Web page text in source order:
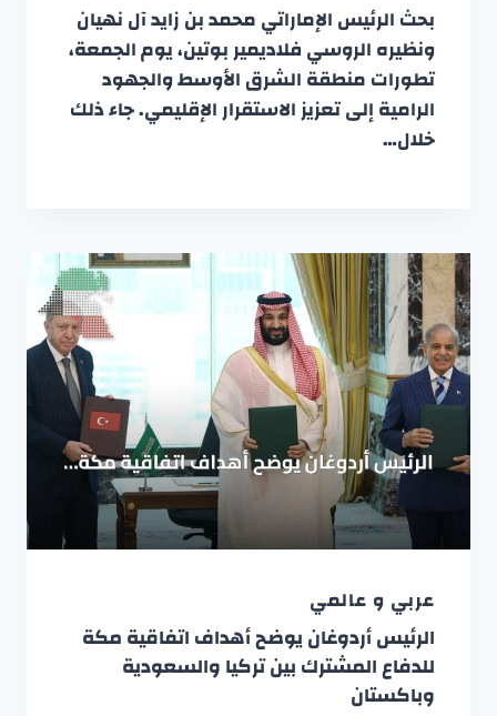
بحث الرئيس الإماراتي محمد بن زايد آل نهيان
ونظيره الروسي فلاديمير بوتين، يوم الجمعة،
تطورات منطقة الشرق الأوسط والجهود
الرامية إلى تعزيز الاستقرار الإقليمي. جاء ذلك
خلال…
عربي و عالمي
الرئيس أردوغان يوضح أهداف اتفاقية مكة
للدفاع المشترك بين تركيا والسعودية
وباكستان